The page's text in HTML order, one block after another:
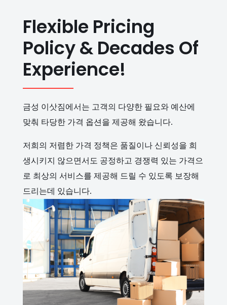
Flexible Pricing
Policy & Decades Of
Experience!
금성 이삿짐에서는 고객의 다양한 필요와 예산에
맞춰 타당한 가격 옵션을 제공해 왔습니다.
저희의 저렴한 가격 정책은 품질이나 신뢰성을 희
생시키지 않으면서도 공정하고 경쟁력 있는 가격으
로 최상의 서비스를 제공해 드릴 수 있도록 보장해
드리는데 있습니다.